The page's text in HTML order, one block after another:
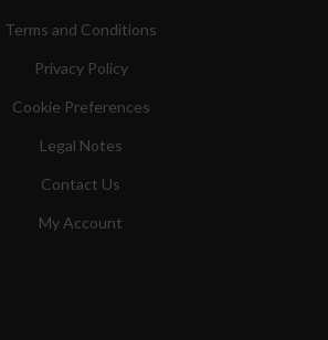
Terms and Conditions
Privacy Policy
Cookie Preferences
Legal Notes
Contact Us
My Account